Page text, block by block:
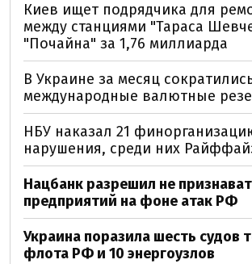
Киев ищет подрядчика для
между станциями "Тараса
"Почайна" за 1,76 миллиарда
В Украине за месяц
международные валютные
НБУ наказал 21
нарушения, среди них
Нацбанк разрешил не
предприятий на фоне атак РФ
Украина поразила шесть судов
флота РФ и 10 энергоузлов